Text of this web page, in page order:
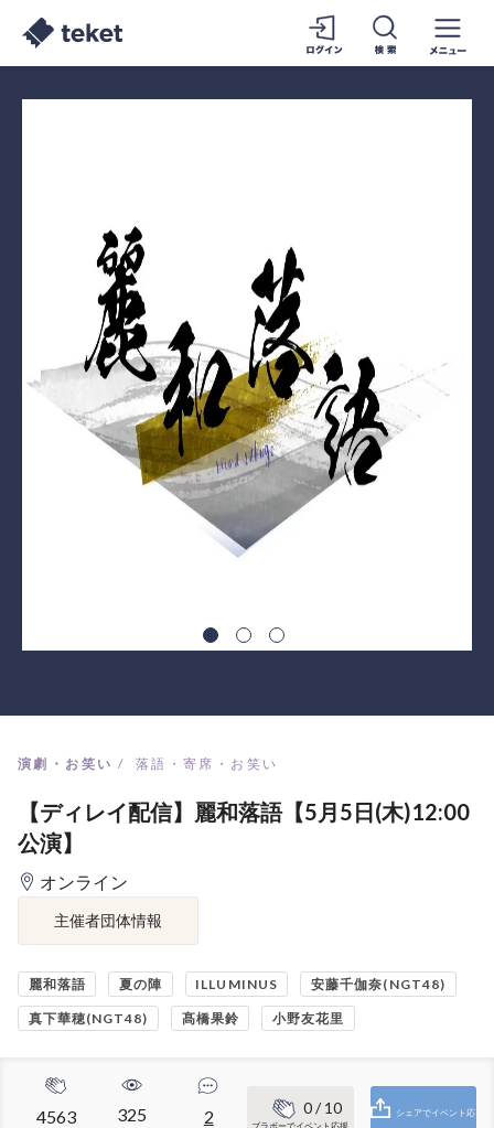
演劇・お笑い 落語・寄席・お笑い
【ディレイ配信】麗和落語【5月5日(木)12:00
公演】
オンライン
主催者団体情報
麗和落語 夏の陣 ILLUMINUS 安藤千伽奈(NGT48)
真下華穂(NGT48) 髙橋果鈴 小野友花里
4563 325 2 0/ 10
ブラボーでイベント応援
シェアでイベント応